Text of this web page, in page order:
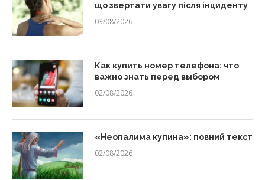
що звертати увагу після інциденту
03/08/2026
Как купить номер телефона: что
важно знать перед выбором
02/08/2026
«Неопалима купина»: повний текст
02/08/2026